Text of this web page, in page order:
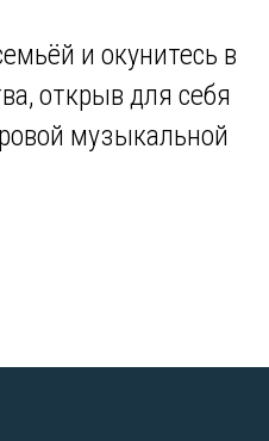
и окунитесь в
открыв для себя
музыкальной